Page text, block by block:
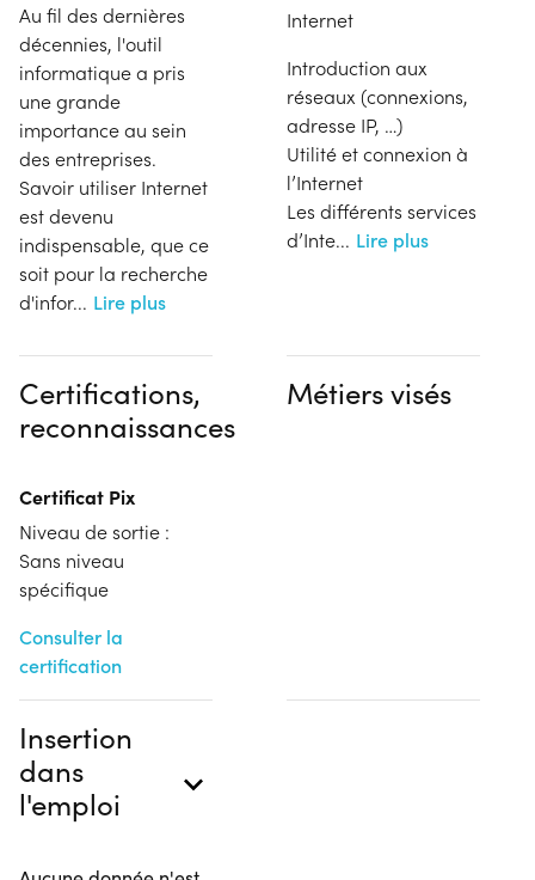
Au fil des dernières
décennies, l'outil
informatique a pris
une grande
importance au sein
des entreprises.
Savoir utiliser Internet
est devenu
indispensable, que ce
soit pour la recherche
d'infor... Lire plus
Internet
Introduction aux
réseaux (connexions,
adresse IP, …)
Utilité et connexion à
l’Internet
Les différents services
d’Inte... Lire plus
Certifications,
reconnaissances
Certificat Pix
Niveau de sortie :
Sans niveau
spécifique
Consulter la
certification
Métiers visés
Insertion
dans
l'emploi